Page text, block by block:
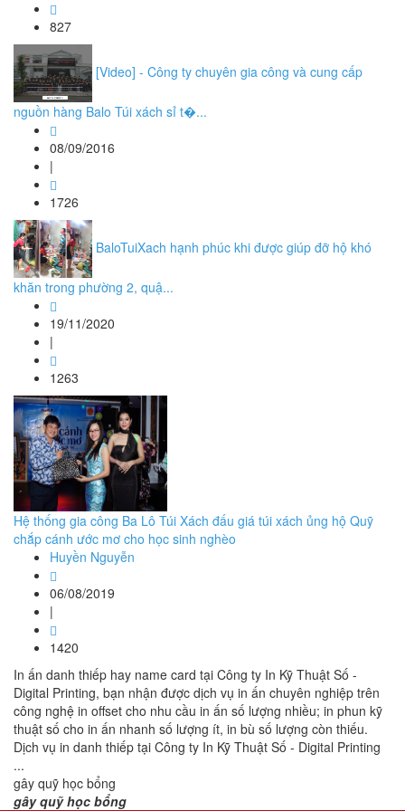
827
[Video] - Công ty chuyên gia công và cung cấp
nguồn hàng Balo Túi xách sỉ t�...
08/09/2016
|
1726
BaloTuiXach hạnh phúc khi được giúp đỡ hộ khó
khăn trong phường 2, quậ...
19/11/2020
|
1263
Hệ thống gia công Ba Lô Túi Xách đấu giá túi xách ủng hộ Quỹ
chắp cánh ước mơ cho học sinh nghèo
Huyền Nguyễn
06/08/2019
|
1420
In ấn danh thiếp hay name card tại Công ty In Kỹ Thuật Số -
Digital Printing, bạn nhận được dịch vụ in ấn chuyên nghiệp trên
công nghệ in offset cho nhu cầu in ấn số lượng nhiều; in phun kỹ
thuật số cho in ấn nhanh số lượng ít, in bù số lượng còn thiếu.
Dịch vụ in danh thiếp tại Công ty In Kỹ Thuật Số - Digital Printing
...
gây quỹ học bổng
gây quỹ học bổng